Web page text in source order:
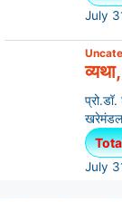
July
July